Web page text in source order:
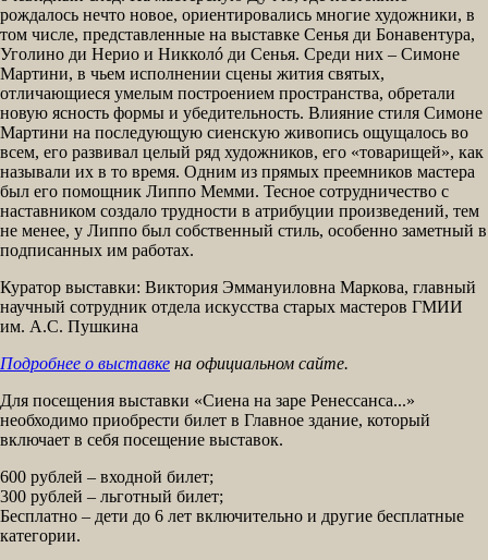
рождалось нечто новое, ориентировались многие художники, в
том числе, представленные на выставке Сенья ди Бонавентура,
Уголино ди Нерио и Никколó ди Сенья. Среди них – Симоне
Мартини, в чьем исполнении сцены жития святых,
отличающиеся умелым построением пространства, обретали
новую ясность формы и убедительность. Влияние стиля Симоне
Мартини на последующую сиенскую живопись ощущалось во
всем, его развивал целый ряд художников, его «товарищей», как
называли их в то время. Одним из прямых преемников мастера
был его помощник Липпо Мемми. Тесное сотрудничество с
наставником создало трудности в атрибуции произведений, тем
не менее, у Липпо был собственный стиль, особенно заметный в
подписанных им работах.
Куратор выставки: Виктория Эммануиловна Маркова, главный
научный сотрудник отдела искусства старых мастеров ГМИИ
им. А.С. Пушкина
Подробнее о выставке на официальном сайте.
Для посещения выставки «Сиена на заре Ренессанса...»
необходимо приобрести билет в Главное здание, который
включает в себя посещение выставок.
600 рублей – входной билет;
300 рублей – льготный билет;
Бесплатно – дети до 6 лет включительно и другие бесплатные
категории.